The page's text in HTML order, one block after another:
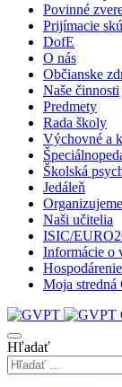
Povinné
Prijímacie
DofE
O nás
Občianske
Naše činnosti
Predmety
Rada školy
Výchovné a
Školská
Jedáleň
Naši učitelia
ISIC/
Informácie o
Moja
Hľadať